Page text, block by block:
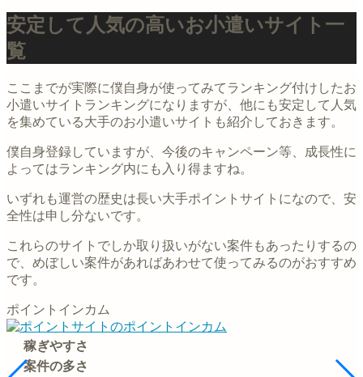
安定して人気の高いお小遣いサイト一
覧
ここまでが実際に僕自身が使ってみてランキング付けしたお
小遣いサイトランキングになりますが、他にも安定して人気
を集めている大手のお小遣いサイトも紹介しておきます。
僕自身登録していますが、今後のキャンペーン等、成長性に
よってはランキング内にも入り得ますね。
いずれも運営の歴史は長い大手ポイントサイトになので、安
全性は申し分ないです。
これらのサイトでしか取り扱いがない案件もあったりするの
で、めぼしい案件があればあわせて使ってみるのがおすすめ
です。
ポイントインカム
稼ぎやすさ
案件の多さ